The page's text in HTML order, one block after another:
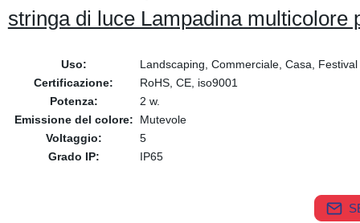
stringa di luce Lampadina multicolore
Uso:
Landscaping, Commerciale, Casa, Festival
Certificazione:
RoHS, CE, iso9001
Potenza:
2 w.
Emissione del colore:
Mutevole
Voltaggio:
5
Grado IP:
IP65